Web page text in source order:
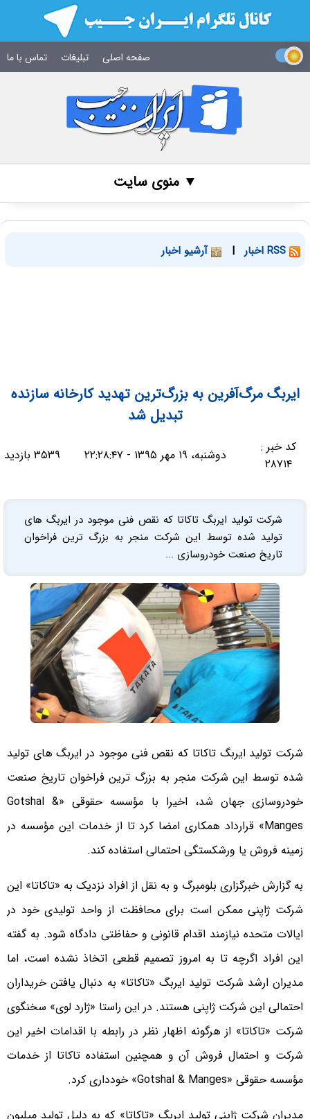
صفحه اصلی تبلیغات تماس با ما
▼ منوی سایت
| آرشیو اخبار
ایربگ مرگ‌آفرین به بزرگ‌ترین تهدید کارخانه سازنده
تبدیل شد
کد خبر :
۲۸۷۱۴
دوشنبه، ۱۹ مهر ۱۳۹۵ - ۲۲:۲۸:۴۷ ۳۵۳۹ بازدید
شرکت تولید ایربگ تاکاتا که نقص فنی موجود در ایربگ های
تولید شده توسط این شرکت منجر به بزرگ ترین فراخوان
تاریخ صنعت خودروسازی ...
شرکت تولید ایربگ تاکاتا که نقص فنی موجود در ایربگ های تولید
شده توسط این شرکت منجر به بزرگ ترین فراخوان تاریخ صنعت
خودروسازی جهان شد، اخیرا با مؤسسه حقوقی «Gotshal &
Manges» قرارداد همکاری امضا کرد تا از خدمات این مؤسسه در
زمینه فروش یا ورشکستگی احتمالی استفاده کند.
به گزارش خبرگزاری بلومبرگ و به نقل از افراد نزدیک به «تاکاتا» این
شرکت ژاپنی ممکن است برای محافظت از واحد تولیدی خود در
ایالات متحده نیازمند اقدام قانونی و حفاظتی دادگاه شود. به گفته
این افراد اگرچه تا به امروز تصمیم قطعی اتخاذ نشده است، اما
مدیران ارشد شرکت تولید ایربگ «تاکاتا» به دنبال یافتن خریداران
احتمالی این شرکت ژاپنی هستند. در این راستا «ژارد لوی» سخنگوی
شرکت «تاکاتا» از هرگونه اظهار نظر در رابطه با اقدامات اخیر این
شرکت و احتمال فروش آن و همچنین استفاده تاکاتا از خدمات
مؤسسه حقوقی «Gotshal & Manges» خودداری کرد.
مدیران شرکت ژاپنی تولید ایربگ «تاکاتا» که به دلیل تولید میلیون